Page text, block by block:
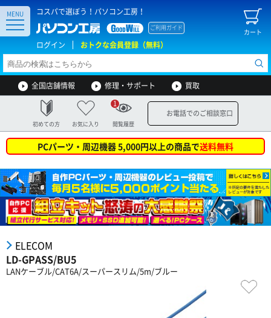
コスパで選ぼう！パソコン工房！
カート
ご利用ガイド
ログイン おトクな会員登録（無料）
MENU
全国店舗情報 修理・サポート 買取
初めての方 お気に入り 閲覧履歴
1
お電話でのご相談窓口
PCパーツ・周辺機器 5,000円以上の商品で送料無料
ELECOM
LD-GPASS/BU5
LANケーブル/CAT6A/スーパースリム/5m/ブルー